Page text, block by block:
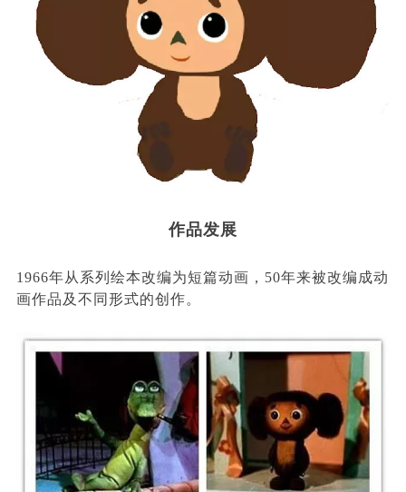
作品发展
1966年从系列绘本改编为短篇动画，50年来被改编成动
画作品及不同形式的创作。